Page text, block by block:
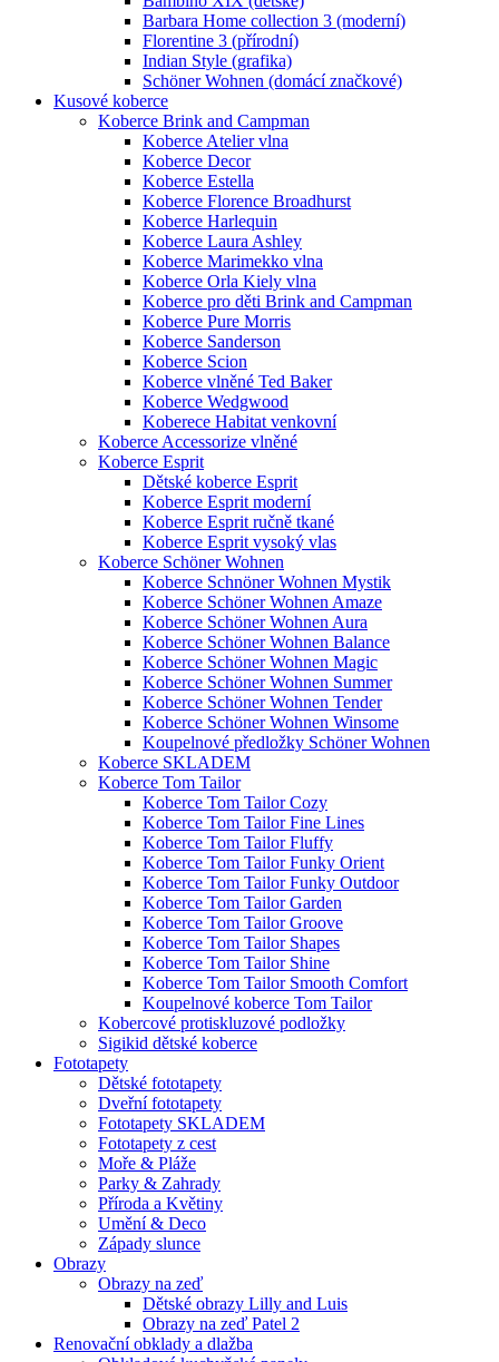
Barbara Home collection 3 (moderní)
Florentine 3 (přírodní)
Indian Style (grafika)
Schöner Wohnen (domácí značkové)
Kusové koberce
Koberce Brink and Campman
Koberce Atelier vlna
Koberce Decor
Koberce Estella
Koberce Florence Broadhurst
Koberce Harlequin
Koberce Laura Ashley
Koberce Marimekko vlna
Koberce Orla Kiely vlna
Koberce pro děti Brink and Campman
Koberce Pure Morris
Koberce Sanderson
Koberce Scion
Koberce vlněné Ted Baker
Koberce Wedgwood
Koberece Habitat venkovní
Koberce Accessorize vlněné
Koberce Esprit
Dětské koberce Esprit
Koberce Esprit moderní
Koberce Esprit ručně tkané
Koberce Esprit vysoký vlas
Koberce Schöner Wohnen
Koberce Schnöner Wohnen Mystik
Koberce Schöner Wohnen Amaze
Koberce Schöner Wohnen Aura
Koberce Schöner Wohnen Balance
Koberce Schöner Wohnen Magic
Koberce Schöner Wohnen Summer
Koberce Schöner Wohnen Tender
Koberce Schöner Wohnen Winsome
Koupelnové předložky Schöner Wohnen
Koberce SKLADEM
Koberce Tom Tailor
Koberce Tom Tailor Cozy
Koberce Tom Tailor Fine Lines
Koberce Tom Tailor Fluffy
Koberce Tom Tailor Funky Orient
Koberce Tom Tailor Funky Outdoor
Koberce Tom Tailor Garden
Koberce Tom Tailor Groove
Koberce Tom Tailor Shapes
Koberce Tom Tailor Shine
Koberce Tom Tailor Smooth Comfort
Koupelnové koberce Tom Tailor
Kobercové protiskluzové podložky
Sigikid dětské koberce
Fototapety
Dětské fototapety
Dveřní fototapety
Fototapety SKLADEM
Fototapety z cest
Moře & Pláže
Parky & Zahrady
Příroda a Květiny
Umění & Deco
Západy slunce
Obrazy
Obrazy na zeď
Dětské obrazy Lilly and Luis
Obrazy na zeď Patel 2
Renovační obklady a dlažba